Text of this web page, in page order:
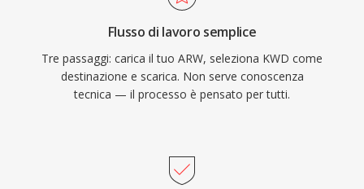
Flusso di lavoro semplice
Tre passaggi: carica il tuo ARW, seleziona KWD come
destinazione e scarica. Non serve conoscenza
tecnica — il processo è pensato per tutti.